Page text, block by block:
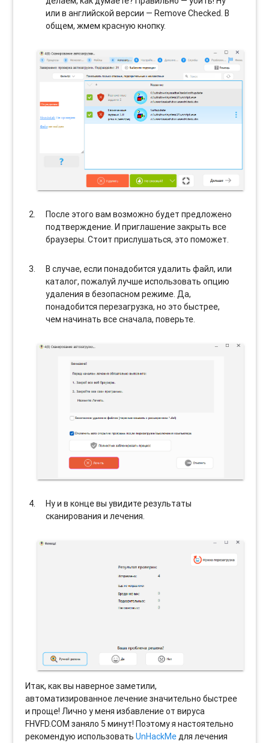
или в английской версии — Remove Checked. В
общем, жмем красную кнопку.
После этого вам возможно будет предложено
подтверждение. И приглашение закрыть все
браузеры. Стоит прислушаться, это поможет.
В случае, если понадобится удалить файл, или
каталог, пожалуй лучше использовать опцию
удаления в безопасном режиме. Да,
понадобится перезагрузка, но это быстрее,
чем начинать все сначала, поверьте.
Ну и в конце вы увидите результаты
сканирования и лечения.
Итак, как вы наверное заметили,
автоматизированное лечение значительно быстрее
и проще! Лично у меня избавление от вируса
FHVFD.COM заняло 5 минут! Поэтому я настоятельно
рекомендую использоватьUnHackMeдля лечения